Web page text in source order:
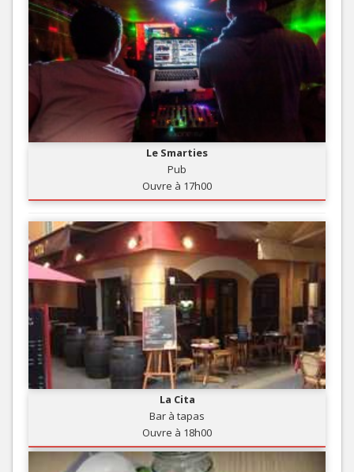
Le Smarties
Pub
Ouvre à 17h00
La Cita
Bar à tapas
Ouvre à 18h00